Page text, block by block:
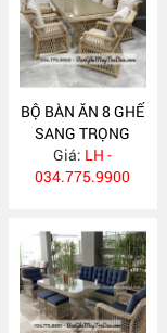
BỘ BÀN ĂN 8 GHẾ
SANG TRỌNG
GN434
Giá: LH -
034.775.9900